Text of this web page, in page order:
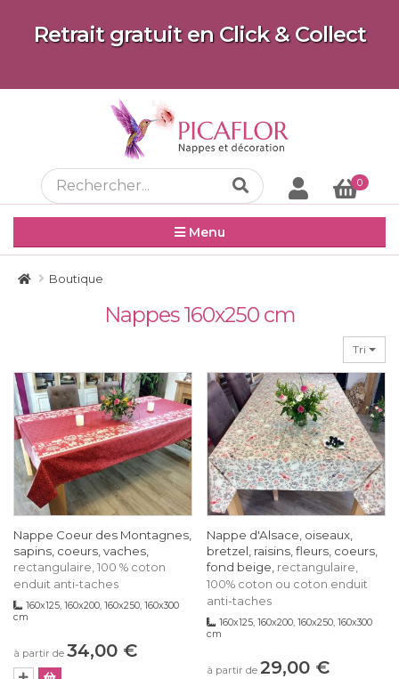
Retrait gratuit en Click & Collect
0
Menu
Boutique
Nappes 160x250 cm
Tri
Nappe Coeur des Montagnes,
sapins, coeurs, vaches,
rectangulaire, 100 % coton
enduit anti-taches
160x125, 160x200, 160x250, 160x300
cm
à partir de 34,00 €
Nappe d'Alsace, oiseaux,
bretzel, raisins, fleurs, coeurs,
fond beige, rectangulaire,
100% coton ou coton enduit
anti-taches
160x125, 160x200, 160x250, 160x300
cm
à partir de 29,00 €